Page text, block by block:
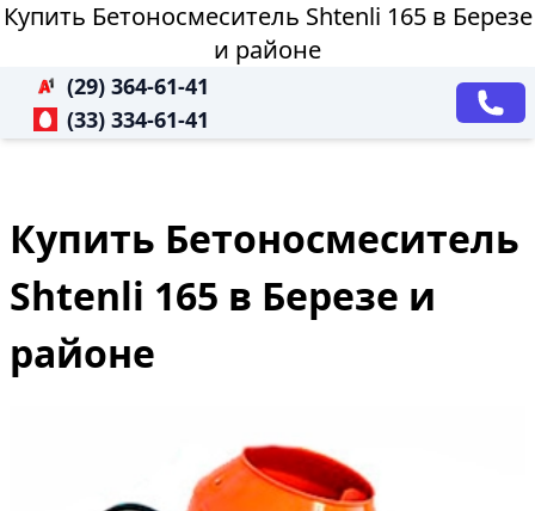
Купить Бетоносмеситель Shtenli 165 в Березе
и районе
(29) 364-61-41
(33) 334-61-41
Купить Бетоносмеситель
Shtenli 165 в Березе и
районе